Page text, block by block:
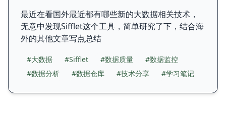
最近在看国外最近都有哪些新的大数据相关技术，
无意中发现Sifflet这个工具，简单研究了下，结合海
外的其他文章写点总结
#大数据 #Sifflet #数据质量
#数据监控
#数据分析
#数据仓库 #技术分享 #学习笔记